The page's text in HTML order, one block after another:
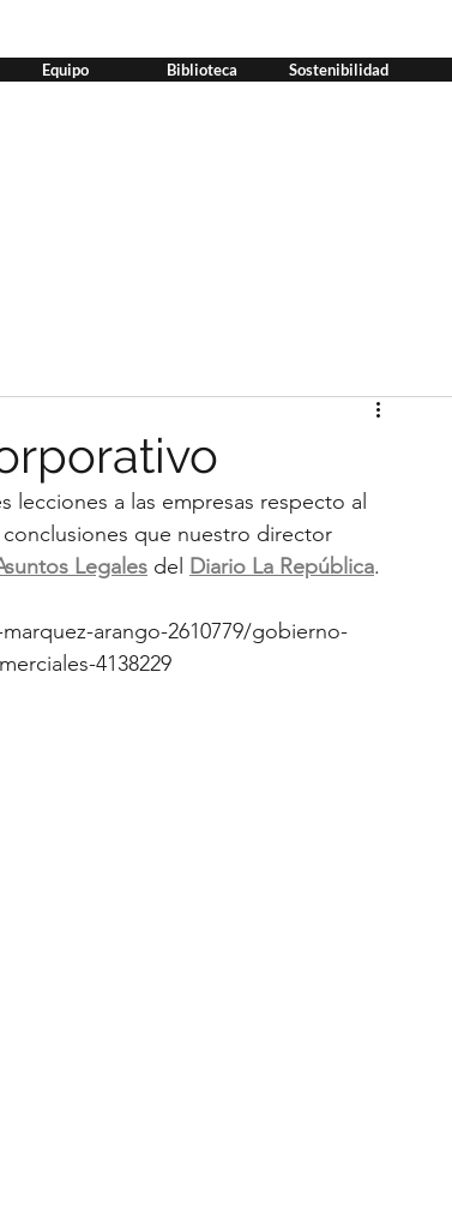
Equipo Biblioteca Sostenibilidad
a las empresas respecto al
que nuestro director
Legales del Diario La República.
arango-2610779/gobierno-
4138229